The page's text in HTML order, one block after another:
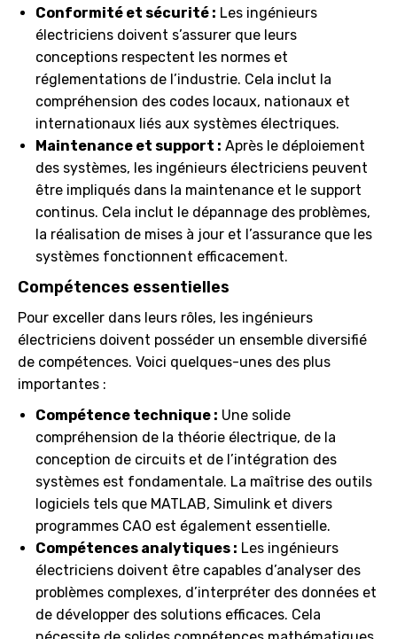
Conformité et sécurité : Les ingénieurs
électriciens doivent s’assurer que leurs
conceptions respectent les normes et
réglementations de l’industrie. Cela inclut la
compréhension des codes locaux, nationaux et
internationaux liés aux systèmes électriques.
Maintenance et support : Après le déploiement
des systèmes, les ingénieurs électriciens peuvent
être impliqués dans la maintenance et le support
continus. Cela inclut le dépannage des problèmes,
la réalisation de mises à jour et l’assurance que les
systèmes fonctionnent efficacement.
Compétences essentielles
Pour exceller dans leurs rôles, les ingénieurs
électriciens doivent posséder un ensemble diversifié
de compétences. Voici quelques-unes des plus
importantes :
Compétence technique : Une solide
compréhension de la théorie électrique, de la
conception de circuits et de l’intégration des
systèmes est fondamentale. La maîtrise des outils
logiciels tels que MATLAB, Simulink et divers
programmes CAO est également essentielle.
Compétences analytiques : Les ingénieurs
électriciens doivent être capables d’analyser des
problèmes complexes, d’interpréter des données et
de développer des solutions efficaces. Cela